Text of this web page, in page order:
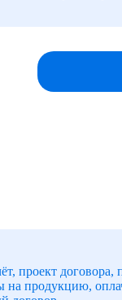
проект договора,
на продукцию,